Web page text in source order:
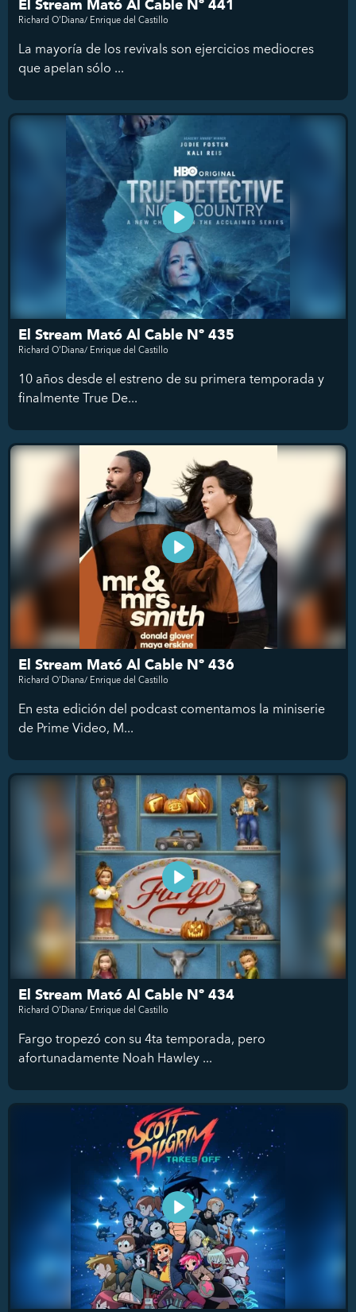
El Stream Mató Al Cable Nº 441
Richard O'Diana/ Enrique del Castillo
La mayoría de los revivals son ejercicios mediocres
que apelan sólo ...
El Stream Mató Al Cable Nº 435
Richard O'Diana/ Enrique del Castillo
10 años desde el estreno de su primera temporada y
finalmente True De...
El Stream Mató Al Cable Nº 436
Richard O'Diana/ Enrique del Castillo
En esta edición del podcast comentamos la miniserie
de Prime Video, M...
El Stream Mató Al Cable Nº 434
Richard O'Diana/ Enrique del Castillo
Fargo tropezó con su 4ta temporada, pero
afortunadamente Noah Hawley ...